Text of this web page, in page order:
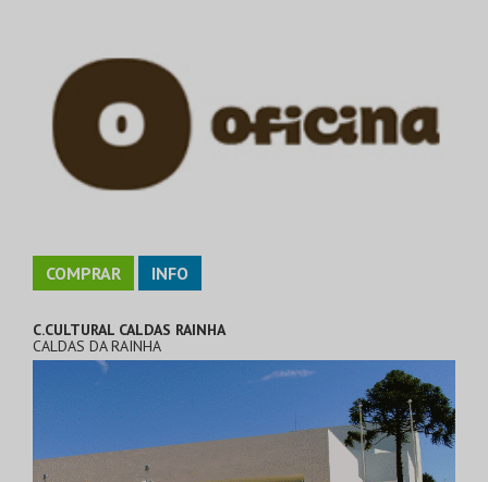
COMPRAR INFO
C.CULTURAL CALDAS RAINHA
CALDAS DA RAINHA